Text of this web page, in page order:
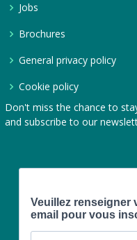
Jobs
Brochures
General privacy policy
Cookie policy
Don't miss the chance to
and subscribe to our